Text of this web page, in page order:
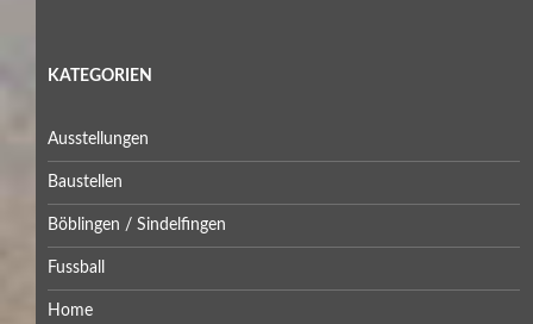
KATEGORIEN
Ausstellungen
Baustellen
Böblingen / Sindelfingen
Fussball
Home